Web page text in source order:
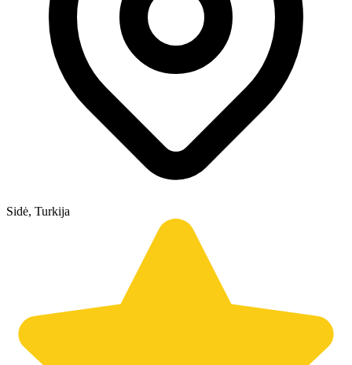
Sidė, Turkija